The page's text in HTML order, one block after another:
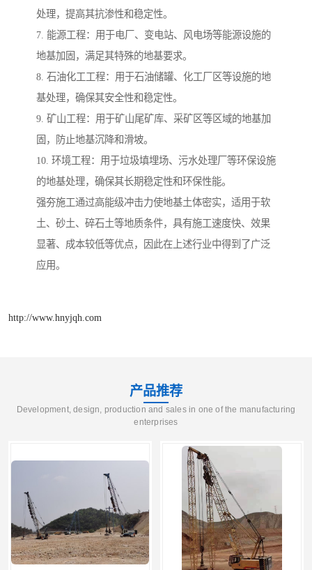
处理，提高其抗渗性和稳定性。
7. 能源工程：用于电厂、变电站、风电场等能源设施的
地基加固，满足其特殊的地基要求。
8. 石油化工工程：用于石油储罐、化工厂区等设施的地
基处理，确保其安全性和稳定性。
9. 矿山工程：用于矿山尾矿库、采矿区等区域的地基加
固，防止地基沉降和滑坡。
10. 环境工程：用于垃圾填埋场、污水处理厂等环保设施
的地基处理，确保其长期稳定性和环保性能。
强夯施工通过高能级冲击力使地基土体密实，适用于软
土、砂土、碎石土等地质条件，具有施工速度快、效果
显著、成本较低等优点，因此在上述行业中得到了广泛
应用。
http://www.hnyjqh.com
产品推荐
Development, design, production and sales in one of the manufacturing
enterprises